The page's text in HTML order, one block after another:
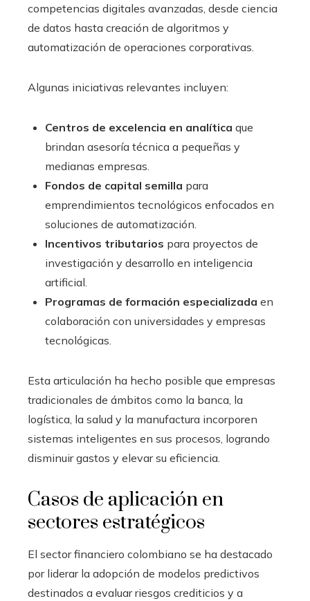
competencias digitales avanzadas, desde ciencia
de datos hasta creación de algoritmos y
automatización de operaciones corporativas.
Algunas iniciativas relevantes incluyen:
Centros de excelencia en analítica que
brindan asesoría técnica a pequeñas y
medianas empresas.
Fondos de capital semilla para
emprendimientos tecnológicos enfocados en
soluciones de automatización.
Incentivos tributarios para proyectos de
investigación y desarrollo en inteligencia
artificial.
Programas de formación especializada en
colaboración con universidades y empresas
tecnológicas.
Esta articulación ha hecho posible que empresas
tradicionales de ámbitos como la banca, la
logística, la salud y la manufactura incorporen
sistemas inteligentes en sus procesos, logrando
disminuir gastos y elevar su eficiencia.
Casos de aplicación en
sectores estratégicos
El sector financiero colombiano se ha destacado
por liderar la adopción de modelos predictivos
destinados a evaluar riesgos crediticios y a